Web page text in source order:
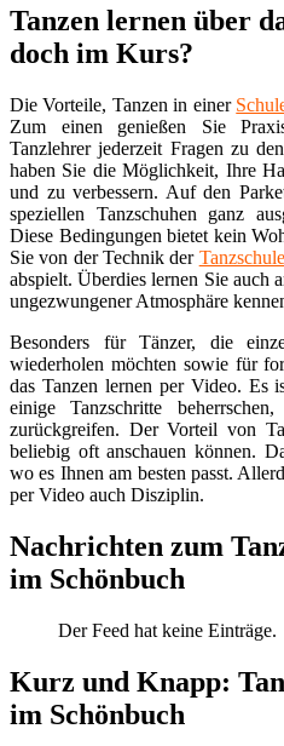
Tanzen lernen über
doch im Kurs?
Die Vorteile, Tanzen in einer
Zum einen genießen Sie
Tanzlehrer jederzeit Fragen zu
haben Sie die Möglichkeit, Ihre
und zu verbessern. Auf den
speziellen Tanzschuhen ganz
Diese Bedingungen bietet kein
Sie von der Technik der Tanzschule
abspielt. Überdies lernen Sie auch
ungezwungener Atmosphäre
Besonders für Tänzer, die
wiederholen möchten sowie für
das Tanzen lernen per Video. Es
einige Tanzschritte
zurückgreifen. Der Vorteil von
beliebig oft anschauen können.
wo es Ihnen am besten passt.
per Video auch Disziplin.
Nachrichten zum
im Schönbuch
Der Feed hat keine Einträge.
Kurz und Knapp:
im Schönbuch